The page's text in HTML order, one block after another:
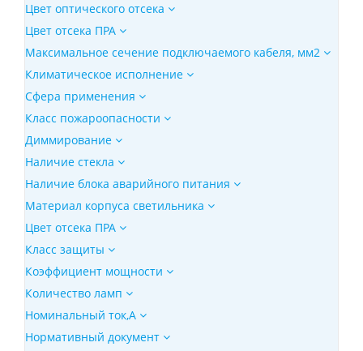
Цвет оптического отсека
Цвет отсека ПРА
Максимальное сечение подключаемого кабеля, мм2
Климатическое исполнение
Сфера применения
Класс пожароопасности
Диммирование
Наличие стекла
Наличие блока аварийного питания
Материал корпуса светильника
Цвет отсека ПРА
Класс защиты
Коэффициент мощности
Количество ламп
Номинальный ток,А
Нормативный документ